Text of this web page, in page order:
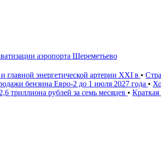
аэропорта Шереметьево
главной энергетической артерии XXI в •
бензина Евро-2 до 1 июля 2027 года •
триллиона рублей за семь месяцев •